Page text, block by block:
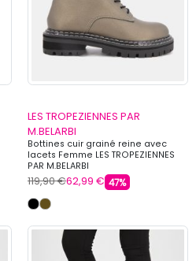
LES TROPEZIENNES PAR
M.BELARBI
Bottines cuir grainé reine avec
lacets Femme LES TROPEZIENNES
PAR M.BELARBI
119,90 €62,99 € 47%